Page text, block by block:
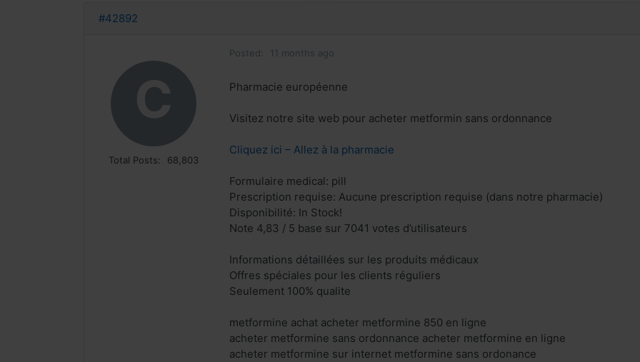
#42892
C
Total Posts: 68,803
Posted: 11 months ago
Pharmacie européenne
Visitez notre site web pour acheter metformin sans ordonnance
Cliquez ici – Allez à la pharmacie
Formulaire medical: pill
Prescription requise: Aucune prescription requise (dans notre pharmacie)
Disponibilité: In Stock!
Note 4,83 / 5 base sur 7041 votes d’utilisateurs
Informations détaillées sur les produits médicaux
Offres spéciales pour les clients réguliers
Seulement 100% qualite
metformine achat acheter metformine 850 en ligne
acheter metformine sans ordonnance acheter metformine en ligne
acheter metformine sur internet metformine sans ordonance